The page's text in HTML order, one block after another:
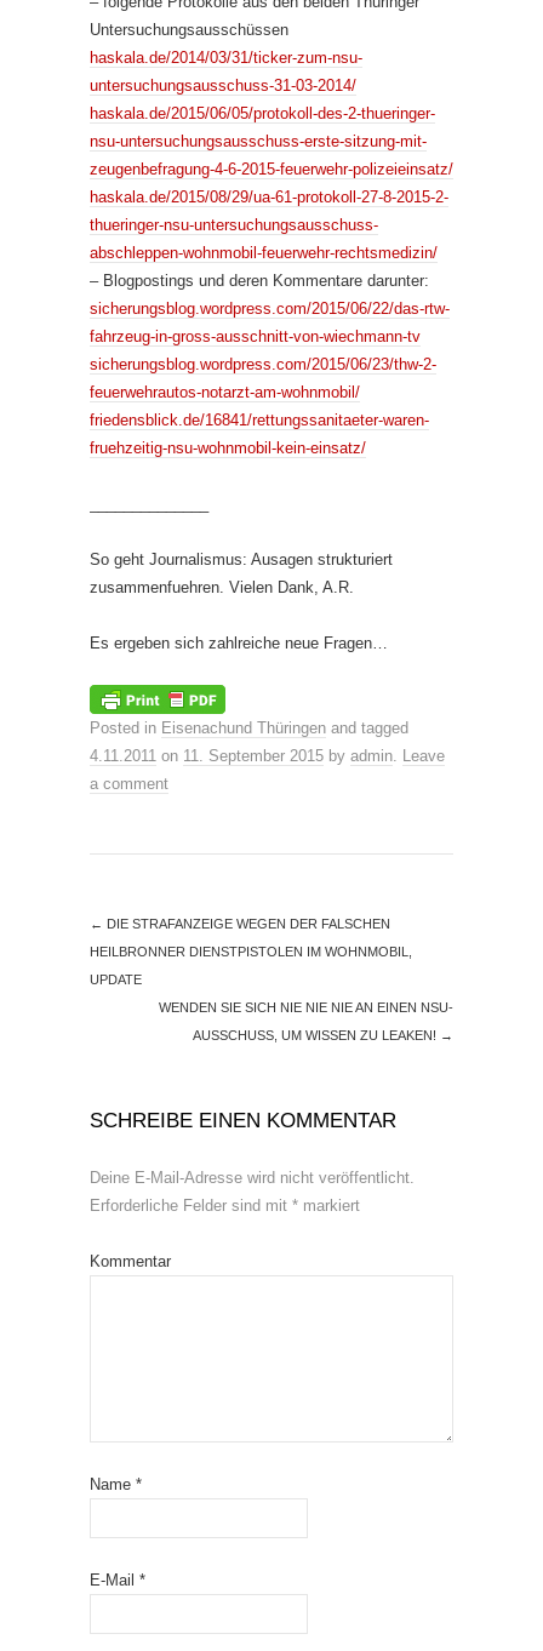
Untersuchungsausschüssen
haskala.de/2014/03/31/ticker-zum-nsu-
untersuchungsausschuss-31-03-2014/
haskala.de/2015/06/05/protokoll-des-2-thueringer-
nsu-untersuchungsausschuss-erste-sitzung-mit-
zeugenbefragung-4-6-2015-feuerwehr-polizeieinsatz/
haskala.de/2015/08/29/ua-61-protokoll-27-8-2015-2-
thueringer-nsu-untersuchungsausschuss-
abschleppen-wohnmobil-feuerwehr-rechtsmedizin/
– Blogpostings und deren Kommentare darunter:
sicherungsblog.wordpress.com/2015/06/22/das-rtw-
fahrzeug-in-gross-ausschnitt-von-wiechmann-tv
sicherungsblog.wordpress.com/2015/06/23/thw-2-
feuerwehrautos-notarzt-am-wohnmobil/
friedensblick.de/16841/rettungssanitaeter-waren-
fruehzeitig-nsu-wohnmobil-kein-einsatz/
So geht Journalismus: Ausagen strukturiert
zusammenfuehren. Vielen Dank, A.R.
Es ergeben sich zahlreiche neue Fragen…
Posted in Eisenachund Thüringen and tagged
4.11.2011 on 11. September 2015 by admin. Leave
a comment
← DIE STRAFANZEIGE WEGEN DER FALSCHEN
HEILBRONNER DIENSTPISTOLEN IM WOHNMOBIL,
UPDATE
WENDEN SIE SICH NIE NIE NIE AN EINEN NSU-
AUSSCHUSS, UM WISSEN ZU LEAKEN! →
SCHREIBE EINEN KOMMENTAR
Deine E-Mail-Adresse wird nicht veröffentlicht.
Erforderliche Felder sind mit * markiert
Kommentar
Name *
E-Mail *